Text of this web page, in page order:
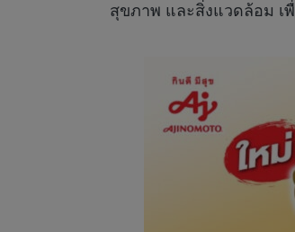
สุขภาพ และสิ่งแวดล้อม เ